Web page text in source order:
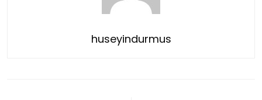
huseyindurmus